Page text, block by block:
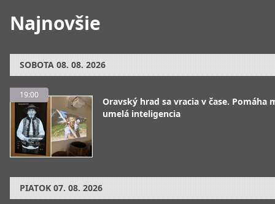
Najnovšie
SOBOTA 08. 08. 2026
19:00
Oravský hrad sa vracia v čase. Pomáha
umelá inteligencia
PIATOK 07. 08. 2026